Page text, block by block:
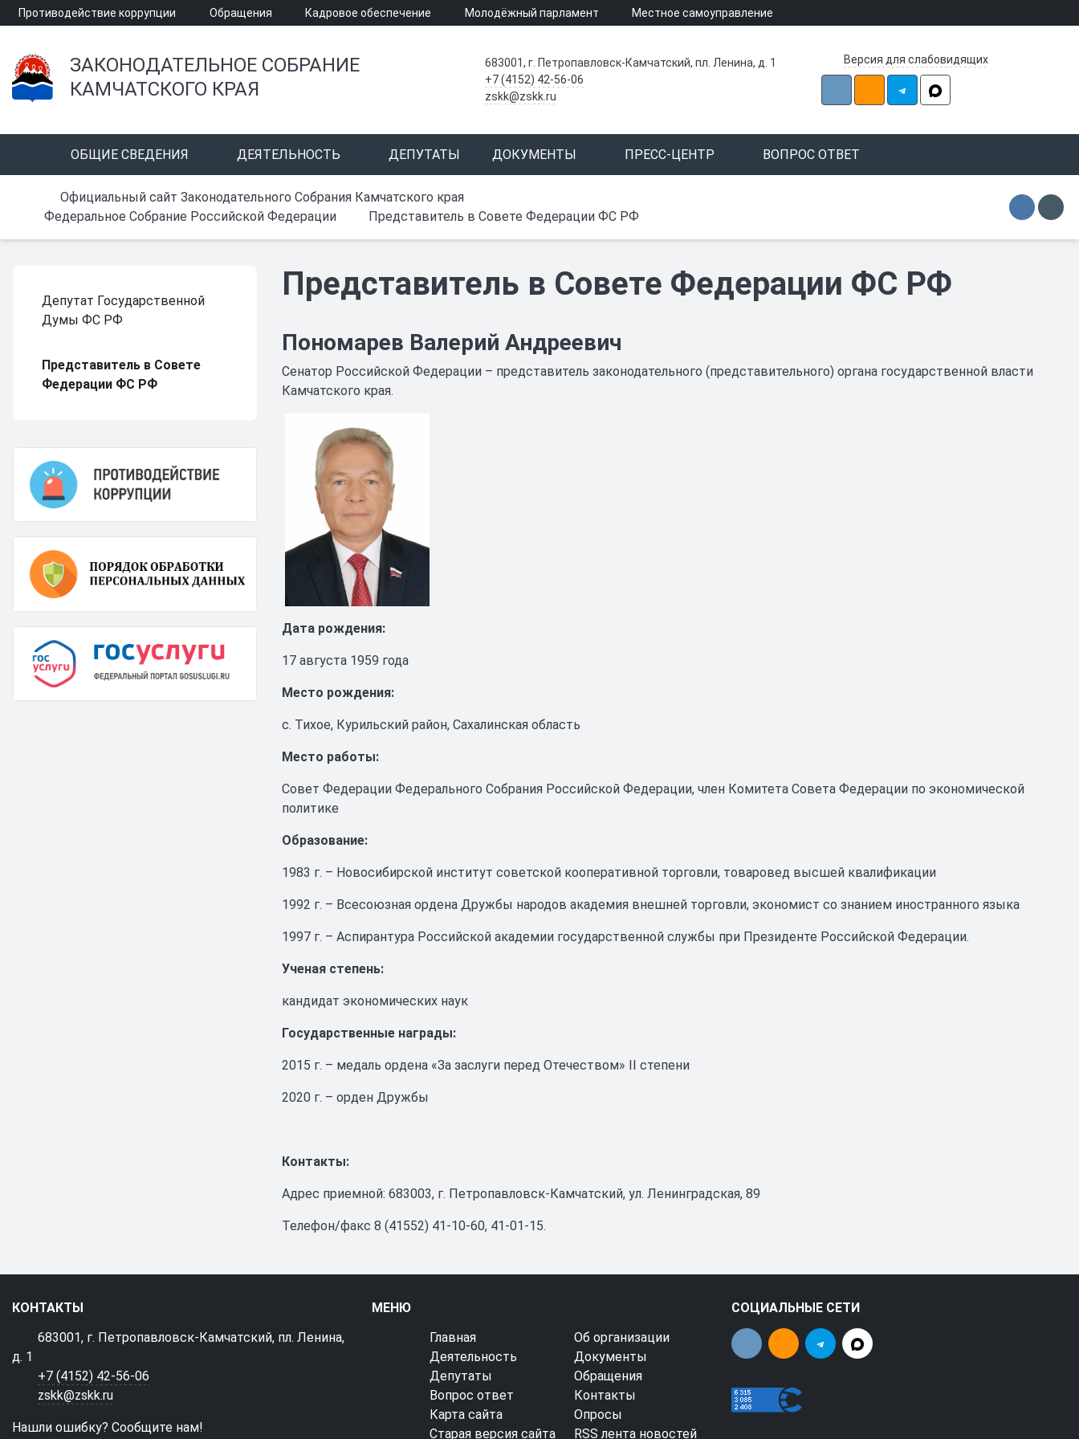
Противодействие коррупции Обращения Кадровое обеспечение Молодёжный парламент Местное самоуправление
ЗАКОНОДАТЕЛЬНОЕ СОБРАНИЕ
КАМЧАТСКОГО КРАЯ
683001, г. Петропавловск-Камчатский, пл. Ленина, д. 1
+7 (4152) 42-56-06
zskk@zskk.ru
Версия для слабовидящих
ОБЩИЕ СВЕДЕНИЯ ДЕЯТЕЛЬНОСТЬ ДЕПУТАТЫ ДОКУМЕНТЫ ПРЕСС-ЦЕНТР ВОПРОС ОТВЕТ
Официальный сайт Законодательного Собрания Камчатского края
Федеральное Собрание Российской Федерации
Представитель в Совете Федерации ФС РФ
Депутат Государственной
Думы ФС РФ
Представитель в Совете
Федерации ФС РФ
Представитель в Совете Федерации ФС РФ
Пономарев Валерий Андреевич
Сенатор Российской Федерации – представитель законодательного (представительного) органа государственной власти
Камчатского края.
Дата рождения:
17 августа 1959 года
Место рождения:
с. Тихое, Курильский район, Сахалинская область
Место работы:
Совет Федерации Федерального Собрания Российской Федерации, член Комитета Совета Федерации по экономической
политике
Образование:
1983 г. – Новосибирской институт советской кооперативной торговли, товаровед высшей квалификации
1992 г. – Всесоюзная ордена Дружбы народов академия внешней торговли, экономист со знанием иностранного языка
1997 г. – Аспирантура Российской академии государственной службы при Президенте Российской Федерации.
Ученая степень:
кандидат экономических наук
Государственные награды:
2015 г. – медаль ордена «За заслуги перед Отечеством» II степени
2020 г. – орден Дружбы
Контакты:
Адрес приемной: 683003, г. Петропавловск-Камчатский, ул. Ленинградская, 89
Телефон/факс 8 (41552) 41-10-60, 41-01-15.
КОНТАКТЫ
683001, г. Петропавловск-Камчатский, пл. Ленина,
д. 1
+7 (4152) 42-56-06
zskk@zskk.ru
Нашли ошибку? Сообщите нам!
МЕНЮ
Главная
Об организации
Деятельность
Документы
Депутаты
Обращения
Вопрос ответ
Контакты
Карта сайта
Опросы
Старая версия сайта
RSS лента новостей
СОЦИАЛЬНЫЕ СЕТИ